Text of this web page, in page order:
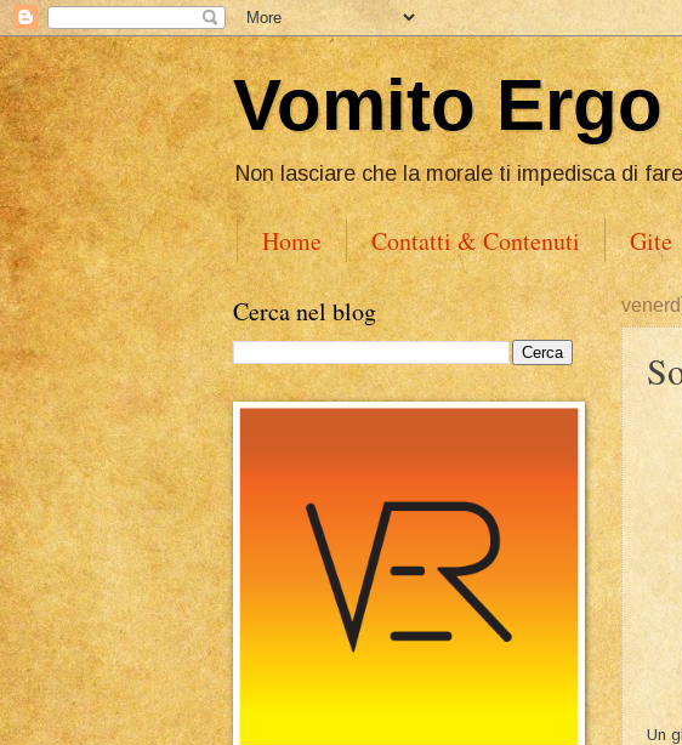
Vomito Ergo
Non lasciare che la morale ti impedisca di
Home Contatti & Contenuti Gite
Un
Cerca nel blog